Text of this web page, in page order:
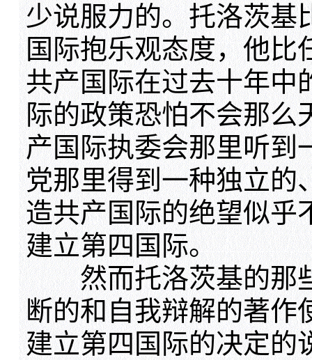
少说服力的。托洛茨基
国际抱乐观态度，他比
共产国际在过去十年中
际的政策恐怕不会那么
产国际执委会那里听到
党那里得到一种独立的
造共产国际的绝望似乎
建立第四国际。
然而托洛茨基的那
断的和自我辩解的著作
建立第四国际的决定的